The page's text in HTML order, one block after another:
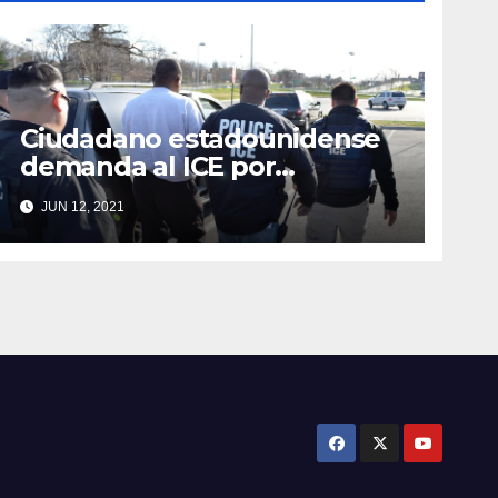
Ciudadano estadounidense
demanda al ICE por
detenerlo
JUN 12, 2021